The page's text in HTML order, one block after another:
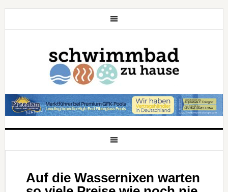
Auf die Wassernixen warten